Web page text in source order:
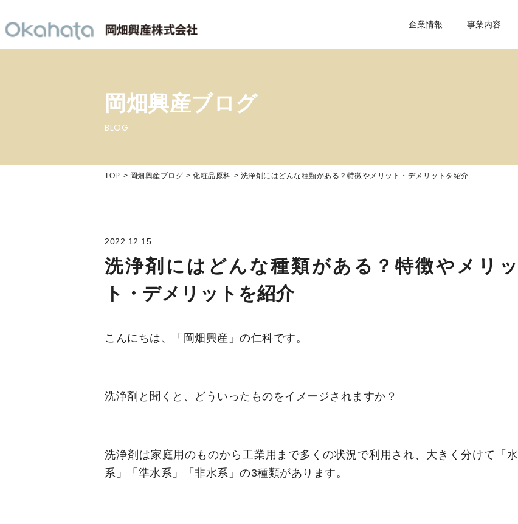
企業情報 事業内容
岡畑興産ブログ
BLOG
TOP 岡畑興産ブログ 化粧品原料 洗浄剤にはどんな種類がある？特徴やメリット・デメリットを紹介
2022.12.15
洗浄剤にはどんな種類がある？特徴やメリッ
ト・デメリットを紹介
こんにちは、「岡畑興産」の仁科です。
洗浄剤と聞くと、どういったものをイメージされますか？
洗浄剤は家庭用のものから工業用まで多くの状況で利用され、 大きく分けて「水
系」「準水系」「非水系」の3種類があります。